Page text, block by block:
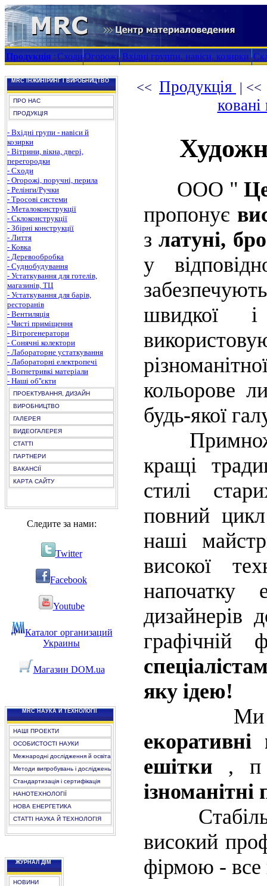
Продукція:СходиОгорожі Вхідні группи, навіси, козирки
MRC ІНЖИНІРИНГ І ВИРОБНИЦТВО
ПРО НАС
ПРОДУКЦІЯ
- Вхідні групи - навіси й
козирки
- Вітрини, вікна, двері,
перегородки
- Сходи
- Огорожі, поручні, перила
- Релінги/Ручки
- Тросові системи
- Металоконструкції
- Склоконструкції
- Збірні конструкції
- Лиття
- Ковка
- Деревообробка
- Суднобудування
- Устаткування для готелів,
магазинів, ТЦ
- Устаткування для барів,
ресторанів
- Вентиляція
- Чисті приміщення
- Вітрогенератори
- Сонячні колектори
- Лабораторне устаткування
- Лабораторні електропечі
- Вогнетривкі матеріали
- Наші об''єкти
ПРОЕКТУВАННЯ, ДИЗАЙН
ВИРОБНИЦТВО
ГАЛЕРЕЯ
ВИДЕОГАЛЕРЕЯ
СТАТТІ
ПАРТНЕРИ
ВАКАНСІЇ
КАРТА САЙТУ
Следите за нами:
Twitter
Facebook
Youtube
Каталог организаций
Украины
Магазин DOM.ua
MRC НАУКА Й ТЕХНОЛОГІЇ
НАШІ ПРОЕКТИ
ОСОБИСТОСТІ НАУКИ
Межнародні дослідження й освіта
Методи випробувань і досліджень
Стандартизація і сертифікація
НАНОТЕХНОЛОГІЇ
НОВА ЕНЕРГЕТИКА
СТАТТІ НАУКА Й ТЕХНОЛОГІЯ
ЖУРНАЛ ДІМ
НОВИНИ
<< Продукція |
ООО "
пропонує
златуні,
у
швидкої
кольорове
будь-якої
кращі
стилі
повний
наші
високої
напочатку
графічній
яку ідею!
Ми
ешітки ,
високий
фірмою - все